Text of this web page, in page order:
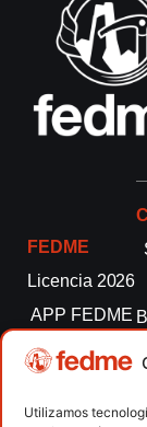
Utilizamos
FEDME
Licencia 2026
APP FEDME
Transparencia
autonómicas